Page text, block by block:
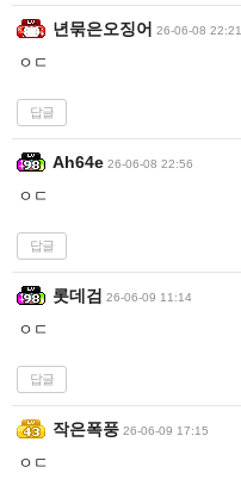
년묶은오징어 26-06-08 22:21
ㅇㄷ
답글
Ah64e 26-06-08 22:56
ㅇㄷ
답글
롯데검 26-06-09 11:14
ㅇㄷ
답글
작은폭풍 26-06-09 17:15
ㅇㄷ